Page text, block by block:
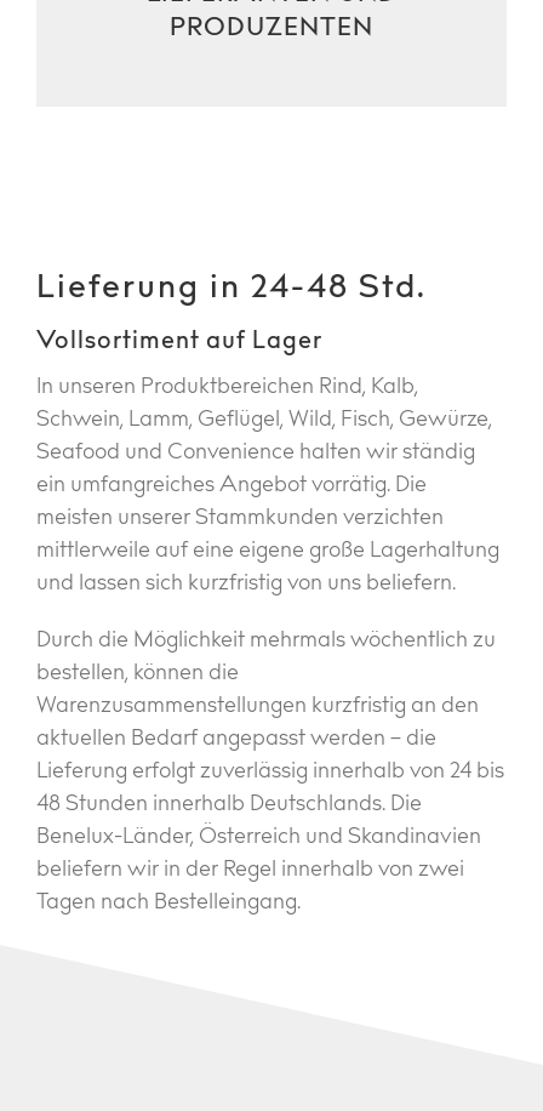
PRODUZENTEN
Lieferung in 24-48 Std.
Vollsortiment auf Lager
In unseren Produktbereichen Rind, Kalb,
Schwein, Lamm, Geflügel, Wild, Fisch, Gewürze,
Seafood und Convenience halten wir ständig
ein umfangreiches Angebot vorrätig. Die
meisten unserer Stammkunden verzichten
mittlerweile auf eine eigene große Lagerhaltung
und lassen sich kurzfristig von uns beliefern.
Durch die Möglichkeit mehrmals wöchentlich zu
bestellen, können die
Warenzusammenstellungen kurzfristig an den
aktuellen Bedarf angepasst werden – die
Lieferung erfolgt zuverlässig innerhalb von 24 bis
48 Stunden innerhalb Deutschlands. Die
Benelux-Länder, Österreich und Skandinavien
beliefern wir in der Regel innerhalb von zwei
Tagen nach Bestelleingang.